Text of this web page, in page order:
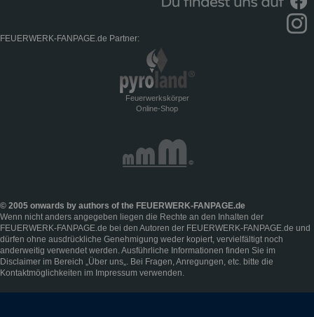
FEUERWERK-FANPAGE.de Partner:
Feuerwerkskörper
Online-Shop
© 2005 onwards by authors of the FEUERWERK-FANPAGE.de
Wenn nicht anders angegeben liegen die Rechte an den Inhalten der
FEUERWERK-FANPAGE.de bei den Autoren der FEUERWERK-FANPAGE.de und
dürfen ohne ausdrückliche Genehmigung weder kopiert, vervielfältigt noch
anderweitig verwendet werden. Ausführliche Informationen finden Sie im
Disclaimer im Bereich „ Über uns „. Bei Fragen, Anregungen, etc. bitte die
Kontaktmöglichkeiten im Impressum verwenden.